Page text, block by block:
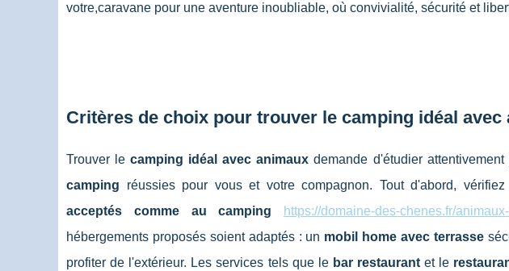
votre,caravane pour une aventure inoubliable, où convivialité, sécurité et
Critères de choix pour trouver le camping idéal avec
Trouver lecamping idéal avec animaux demande d'étudier
camping réussies pour vous et votre compagnon. Tout d'abord,
acceptés comme au camping
https://domaine-des-chenes.fr/
hébergements proposés soient adaptés : un mobil home avec terrasse
profiter de l'extérieur. Les services tels que le bar restaurant et le